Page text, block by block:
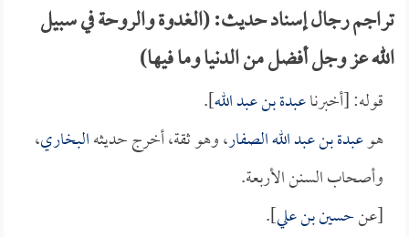
تراجم رجال إسناد حديث: (الغدوة والروحة في سبيل
الله عز وجل أفضل من الدنيا وما فيها)
قوله: [أخبرناعبدة بن عبد الله].
هوعبدة بن عبد الله الصفار، وهو ثقة، أخرج حديثهالبخاري،
وأصحاب السنن الأربعة.
[عنحسين بن علي].